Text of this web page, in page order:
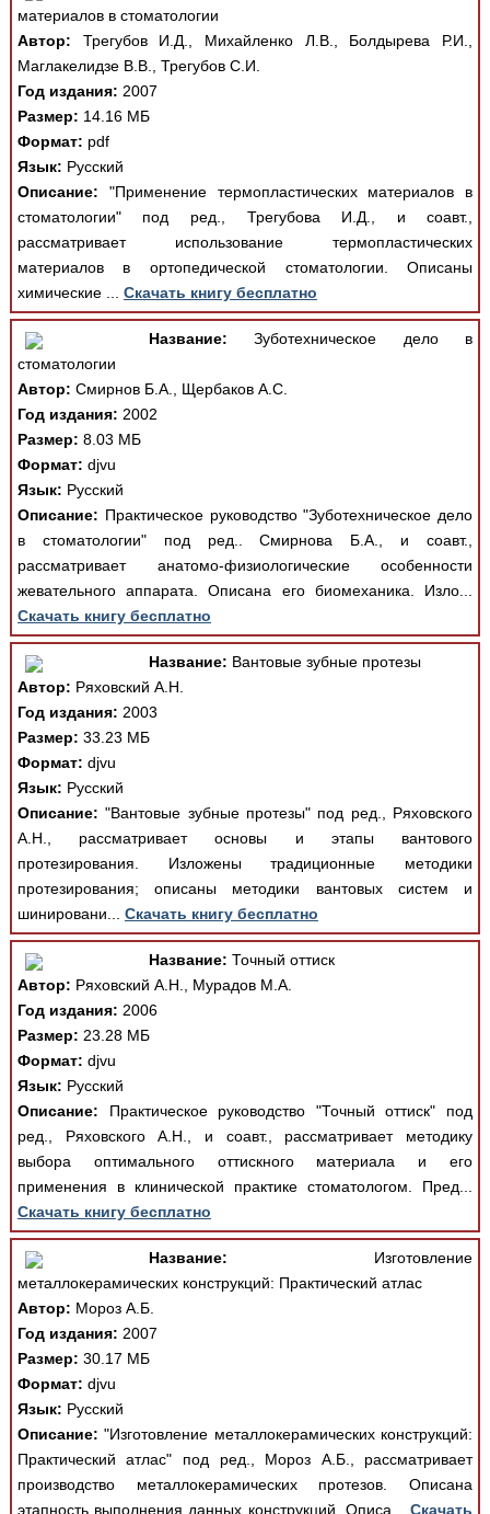
материалов в стоматологии
Автор: Трегубов И.Д., Михайленко Л.В., Болдырева Р.И.,
Маглакелидзе В.В., Трегубов С.И.
Год издания: 2007
Размер: 14.16 МБ
Формат: pdf
Язык: Русский
Описание: "Применение термопластических материалов в
стоматологии" под ред., Трегубова И.Д., и соавт.,
рассматривает использование термопластических
материалов в ортопедической стоматологии. Описаны
химические ... Скачать книгу бесплатно
Название: Зуботехническое дело в
стоматологии
Автор: Смирнов Б.А., Щербаков А.С.
Год издания: 2002
Размер: 8.03 МБ
Формат: djvu
Язык: Русский
Описание: Практическое руководство "Зуботехническое дело
в стоматологии" под ред.. Смирнова Б.А., и соавт.,
рассматривает анатомо-физиологические особенности
жевательного аппарата. Описана его биомеханика. Изло...
Скачать книгу бесплатно
Название: Вантовые зубные протезы
Автор: Ряховский А.Н.
Год издания: 2003
Размер: 33.23 МБ
Формат: djvu
Язык: Русский
Описание: "Вантовые зубные протезы" под ред., Ряховского
А.Н., рассматривает основы и этапы вантового
протезирования. Изложены традиционные методики
протезирования; описаны методики вантовых систем и
шинировани... Скачать книгу бесплатно
Название: Точный оттиск
Автор: Ряховский А.Н., Мурадов М.А.
Год издания: 2006
Размер: 23.28 МБ
Формат: djvu
Язык: Русский
Описание: Практическое руководство "Точный оттиск" под
ред., Ряховского А.Н., и соавт., рассматривает методику
выбора оптимального оттискного материала и его
применения в клинической практике стоматологом. Пред...
Скачать книгу бесплатно
Название: Изготовление
металлокерамических конструкций: Практический атлас
Автор: Мороз А.Б.
Год издания: 2007
Размер: 30.17 МБ
Формат: djvu
Язык: Русский
Описание: "Изготовление металлокерамических конструкций:
Практический атлас" под ред., Мороз А.Б., рассматривает
производство металлокерамических протезов. Описана
этапность выполнения данных конструкций. Описа...Скачать